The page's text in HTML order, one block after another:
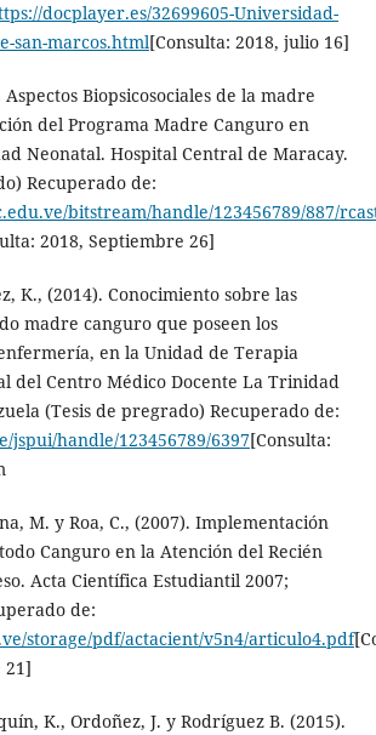
docplayer.es/32699605-Universidad-
san-marcos.html[Consulta: 2018, julio 16]
Aspectos Biopsicosociales de la madre
del Programa Madre Canguro en
Neonatal. Hospital Central de Maracay.
Recuperado de:
bitstream/handle/123456789/887/
2018, Septiembre 26]
K., (2014). Conocimiento sobre las
madre canguro que poseen los
en la Unidad de Terapia
del Centro Médico Docente La Trinidad
(Tesis de pregrado) Recuperado de:
jspui/handle/123456789/6397[Consulta:
M. y Roa, C., (2007). Implementación
Canguro en la Atención del Recién
Acta Científica Estudiantil 2007;
de:
storage/pdf/actacient/v5n4/articulo4.pdf
21]
K., Ordoñez, J. y Rodríguez B. (2015).